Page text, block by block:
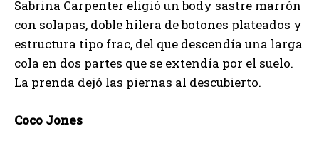
Sabrina Carpenter eligió un body sastre marrón
con solapas, doble hilera de botones plateados y
estructura tipo frac, del que descendía una larga
cola en dos partes que se extendía por el suelo.
La prenda dejó las piernas al descubierto.
Coco Jones